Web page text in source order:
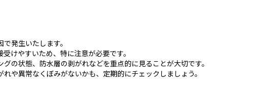
発生いたします。
けやすいため、特に注意が必要です。
の状態、防水層の剥がれなどを重点的に見ることが大切です。
や異常なくぼみがないかも、定期的にチェックしましょう。